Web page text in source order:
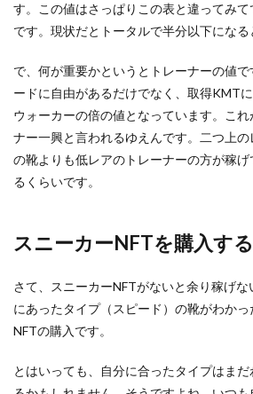
す。この値はさっぱりこの表と違ってみて
です。現状だとトータルで半分以下になる
で、何が重要かというとトレーナーの値
ードに自由があるだけでなく、取得KMT
ウォーカーの倍の値となっています。こ
ナー一興と言われるゆえんです。二つ上
の靴よりも低レアのトレーナーの方が稼
るくらいです。
スニーカーNFTを購入する
さて、スニーカーNFTがないと余り稼げ
にあったタイプ（スピード）の靴がわか
NFTの購入です。
とはいっても、自分に合ったタイプはま